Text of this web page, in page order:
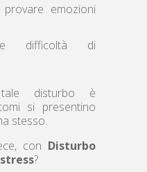
emozioni
e difficoltà di
tale disturbo è
si presentino
stesso.
con Disturbo
?